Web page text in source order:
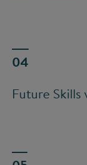
Future Skills